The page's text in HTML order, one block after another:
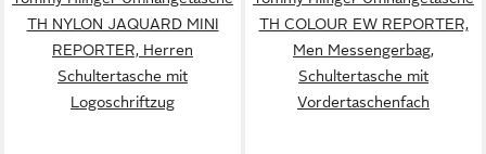
TH NYLON JAQUARD MINI
REPORTER, Herren
Schultertasche mit
Logoschriftzug
TH COLOUR EW REPORTER,
Men Messengerbag,
Schultertasche mit
Vordertaschenfach